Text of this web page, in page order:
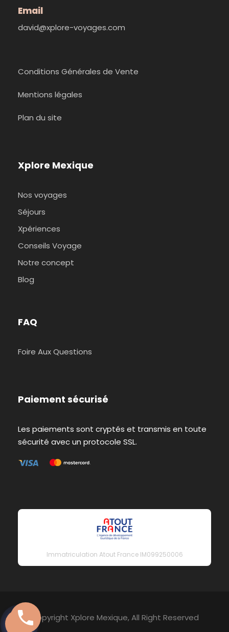
Email
david@xplore-voyages.com
Conditions Générales de Vente
Mentions légales
Plan du site
Xplore Mexique
Nos voyages
Séjours
Xpériences
Conseils Voyage
Notre concept
Blog
FAQ
Foire Aux Questions
Paiement sécurisé
Les paiements sont cryptés et transmis en toute
sécurité avec un protocole SSL.
Immatriculation Atout France IM099250006
Copyright Xplore Mexique, All Right Reserved